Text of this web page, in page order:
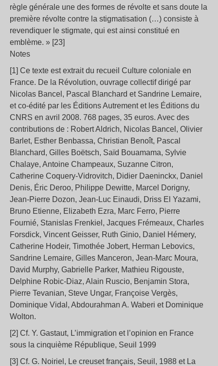
règle générale une des formes de révolte et sans doute la
première révolte contre la stigmatisation (…) consiste à
revendiquer le stigmate, qui est ainsi constitué en
emblème. » [23]
Notes
[1] Ce texte est extrait du recueil Culture coloniale en
France. De la Révolution, ouvrage collectif dirigé par
Nicolas Bancel, Pascal Blanchard et Sandrine Lemaire,
et co-édité par les Éditions Autrement et les Éditions du
CNRS en avril 2008. 768 pages, 35 euros. Avec des
contributions de : Robert Aldrich, Nicolas Bancel, Olivier
Barlet, Esther Benbassa, Christian Benoît, Pascal
Blanchard, Gilles Boëtsch, Saïd Bouamama, Sylvie
Chalaye, Antoine Champeaux, Suzanne Citron,
Catherine Coquery-Vidrovitch, Didier Daeninckx, Daniel
Denis, Éric Deroo, Philippe Dewitte, Marcel Dorigny,
Jean-Pierre Dozon, Jean-Luc Einaudi, Driss El Yazami,
Bruno Etienne, Elizabeth Ezra, Marc Ferro, Pierre
Fournié, Stanislas Frenkiel, Jacques Frémeaux, Charles
Forsdick, Vincent Geisser, Ruth Ginio, Daniel Hémery,
Catherine Hodeir, Timothée Jobert, Herman Lebovics,
Sandrine Lemaire, Gilles Manceron, Jean-Marc Moura,
David Murphy, Gabrielle Parker, Mathieu Rigouste,
Delphine Robic-Diaz, Alain Ruscio, Benjamin Stora,
Pierre Tevanian, Steve Ungar, Françoise Vergès,
Dominique Vidal, Abdourahman A. Waberi et Dominique
Wolton.
[2] Cf. Y. Gastaut, L’immigration et l’opinion en France
sous la cinquième République, Seuil 1999
[3] Cf. G. Noiriel, Le creuset français, Seuil, 1988 et La